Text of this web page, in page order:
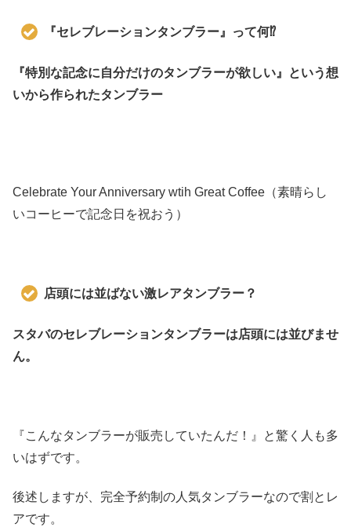
『セレブレーションタンブラー』って何⁉
『特別な記念に自分だけのタンブラーが欲しい』という想
いから作られたタンブラー
Celebrate Your Anniversary wtih Great Coffee（素晴らし
いコーヒーで記念日を祝おう）
店頭には並ばない激レアタンブラー？
スタバのセレブレーションタンブラーは店頭には並びませ
ん。
『こんなタンブラーが販売していたんだ！』と驚く人も多
いはずです。
後述しますが、完全予約制の人気タンブラーなので割とレ
アです。